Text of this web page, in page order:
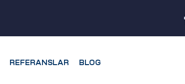
REFERANSLAR BLOG